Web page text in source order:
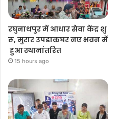
रघुनाथपुर में आधार सेवा केंद्र शु
रू, मुरार उपडाकघर नए भवन में
हुआ स्थानांतरित
15 hours ago